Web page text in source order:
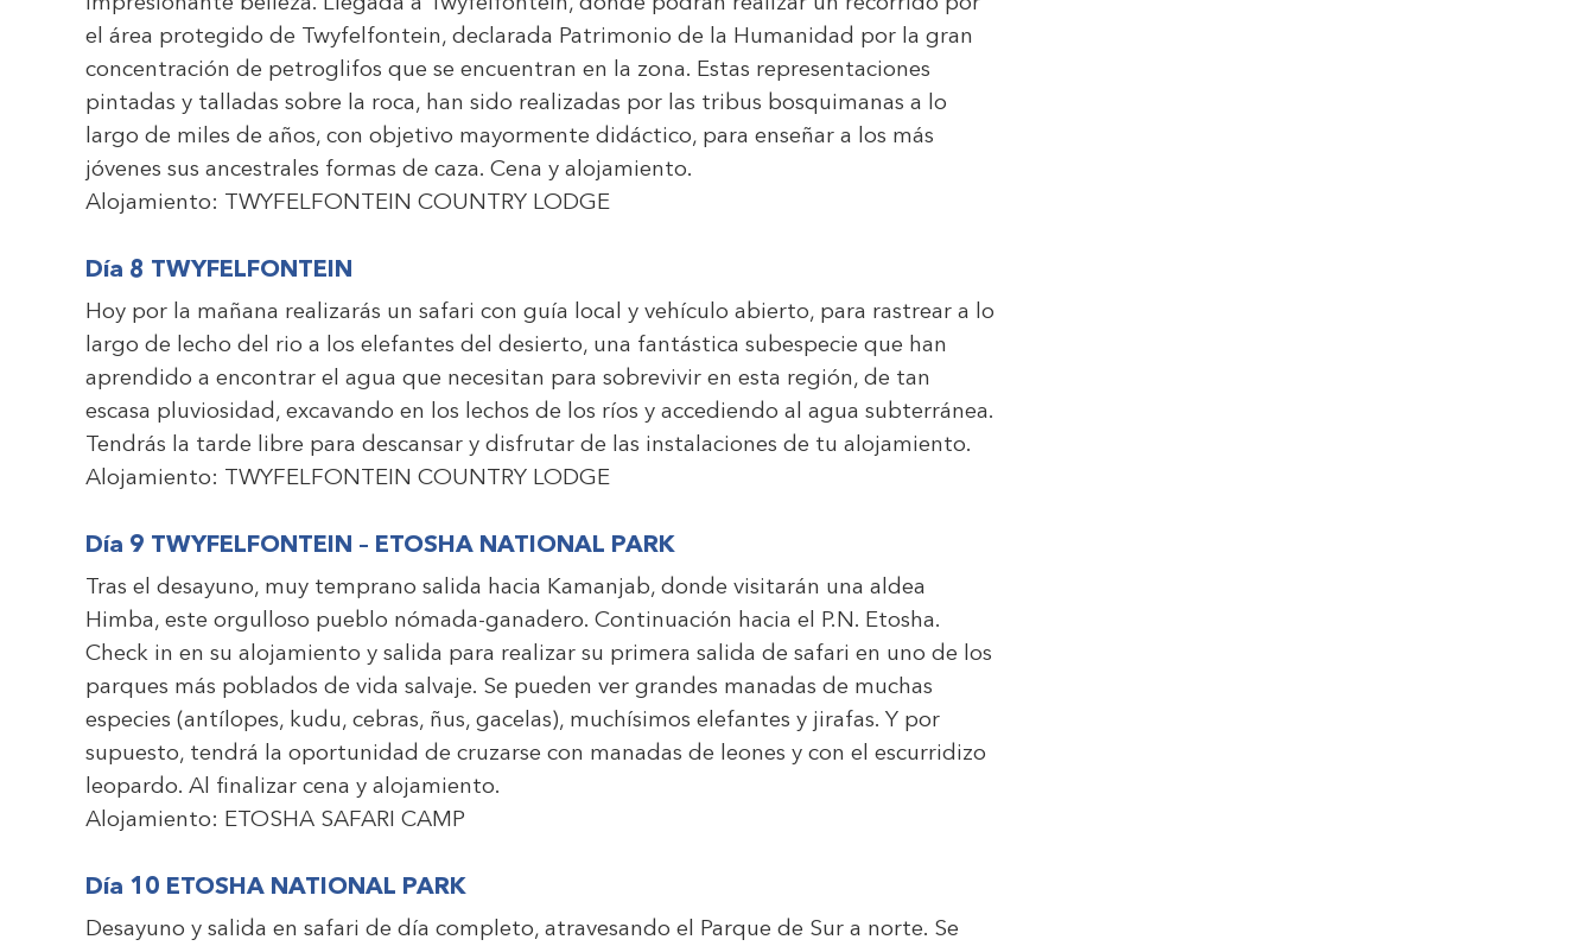
el área protegido de Twyfelfontein, declarada Patrimonio de la Humanidad por la gran
concentración de petroglifos que se encuentran en la zona. Estas representaciones
pintadas y talladas sobre la roca, han sido realizadas por las tribus bosquimanas a lo
largo de miles de años, con objetivo mayormente didáctico, para enseñar a los más
jóvenes sus ancestrales formas de caza. Cena y alojamiento.
Alojamiento:
TWYFELFONTEIN COUNTRY LODGE
Día 8 TWYFELFONTEIN
Hoy por la mañana realizarás un safari con guía local y vehículo abierto, para rastrear a lo
largo de lecho del rio a los elefantes del desierto, una fantástica subespecie que han
aprendido a encontrar el agua que necesitan para sobrevivir en esta región, de tan
escasa pluviosidad, excavando en los lechos de los ríos y accediendo al agua subterránea.
Tendrás la tarde libre para descansar y disfrutar de las instalaciones de tu alojamiento.
Alojamiento:
TWYFELFONTEIN COUNTRY LODGE
Día 9 TWYFELFONTEIN – ETOSHA NATIONAL PARK
Tras el desayuno, muy temprano salida hacia Kamanjab, donde visitarán una aldea
Himba, este orgulloso pueblo nómada-ganadero. Continuación hacia el P.N. Etosha.
Check in en su alojamiento y salida para realizar su primera salida de safari en uno de los
parques más poblados de vida salvaje. Se pueden ver grandes manadas de muchas
especies (antílopes, kudu, cebras, ñus, gacelas), muchísimos elefantes y jirafas. Y por
supuesto, tendrá la oportunidad de cruzarse con manadas de leones y con el escurridizo
leopardo. Al finalizar cena y alojamiento.
Alojamiento: ETOSHA SAFARI CAMP
Día 10 ETOSHA NATIONAL PARK
Desayuno y salida en safari de día completo, atravesando el Parque de Sur a norte. Se